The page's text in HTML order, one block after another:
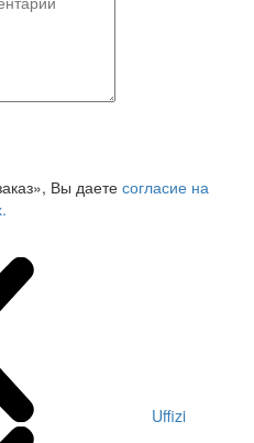
Вы даете согласие на
Uffizi